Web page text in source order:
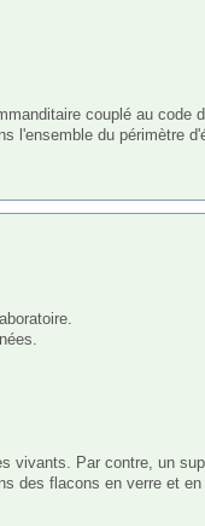
couplé au code
l'ensemble du périmètre
vivants. Par contre, un
des flacons en verre et